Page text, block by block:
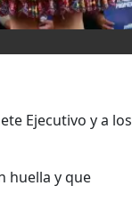
Ejecutivo y a los
huella y que